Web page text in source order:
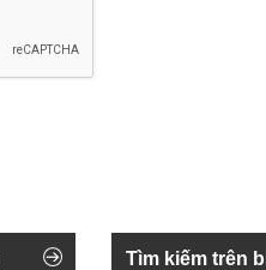
Tìm kiếm trên